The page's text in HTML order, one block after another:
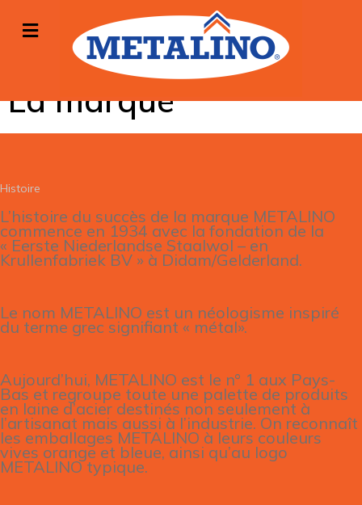
La marque
Histoire
L’histoire du succès de la marque METALINO
commence en 1934 avec la fondation de la
« Eerste Niederlandse Staalwol – en
Krullenfabriek BV » à Didam/Gelderland.
Le nom METALINO est un néologisme inspiré
du terme grec signifiant « métal».
Aujourd’hui, METALINO est le n° 1 aux Pays-
Bas et regroupe toute une palette de produits
en laine d’acier destinés non seulement à
l’artisanat mais aussi à l’industrie. On reconnaît
les emballages METALINO à leurs couleurs
vives orange et bleue, ainsi qu’au logo
METALINO typique.